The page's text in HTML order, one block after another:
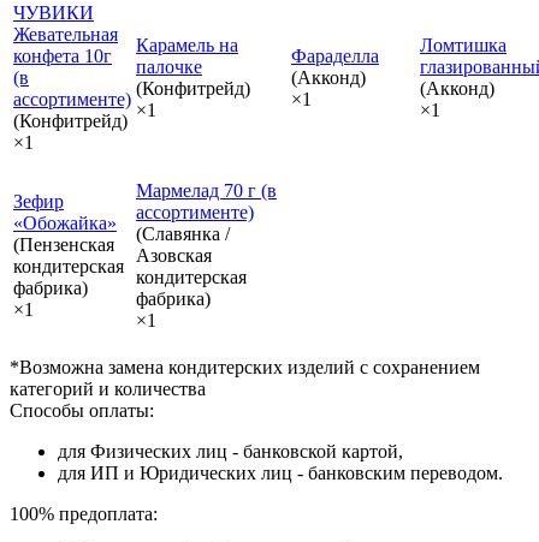
ЧУВИКИ
Жевательная
конфета 10г
(в
ассортименте)
(Конфитрейд)
×1
Карамель на
палочке
(Конфитрейд)
×1
Фараделла
(Акконд)
×1
Ломтишка
(Акконд)
×1
Зефир
«Обожайка»
(Пензенская
кондитерская
фабрика)
×1
Мармелад 70 г (в
ассортименте)
(Славянка /
Азовская
кондитерская
фабрика)
×1
*Возможна замена кондитерских изделий с сохранением
категорий и количества
Способы оплаты:
для Физических лиц - банковской картой,
для ИП и Юридических лиц - банковским переводом.
100% предоплата: